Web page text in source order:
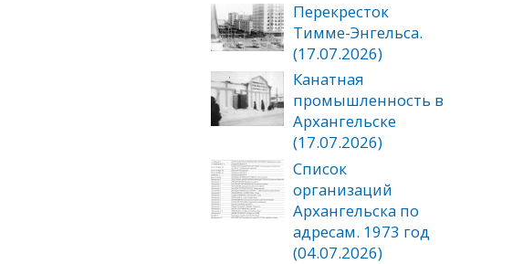
Перекресток
Тимме-Энгельса.
(17.07.2026)
Канатная
промышленность в
Архангельске
(17.07.2026)
Список
организаций
Архангельска по
адресам. 1973 год
(04.07.2026)